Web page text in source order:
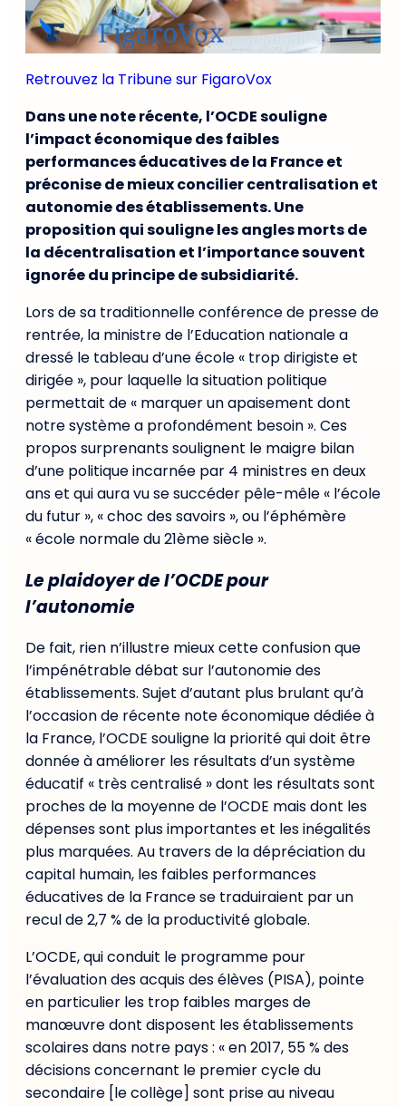
Retrouvez la Tribune sur FigaroVox
Dans une note récente, l’OCDE souligne
l’impact économique des faibles
performances éducatives de la France et
préconise de mieux concilier centralisation et
autonomie des établissements. Une
proposition qui souligne les angles morts de
la décentralisation et l’importance souvent
ignorée du principe de subsidiarité.
Lors de sa traditionnelle conférence de presse de
rentrée, la ministre de l’Education nationale a
dressé le tableau d’une école « trop dirigiste et
dirigée », pour laquelle la situation politique
permettait de « marquer un apaisement dont
notre système a profondément besoin ». Ces
propos surprenants soulignent le maigre bilan
d’une politique incarnée par 4 ministres en deux
ans et qui aura vu se succéder pêle-mêle « l’école
du futur », « choc des savoirs », ou l’éphémère
« école normale du 21ème siècle ».
Le plaidoyer de l’OCDE pour
l’autonomie
De fait, rien n’illustre mieux cette confusion que
l’impénétrable débat sur l’autonomie des
établissements. Sujet d’autant plus brulant qu’à
l’occasion de récente note économique dédiée à
la France, l’OCDE souligne la priorité qui doit être
donnée à améliorer les résultats d’un système
éducatif « très centralisé » dont les résultats sont
proches de la moyenne de l’OCDE mais dont les
dépenses sont plus importantes et les inégalités
plus marquées. Au travers de la dépréciation du
capital humain, les faibles performances
éducatives de la France se traduiraient par un
recul de 2,7 % de la productivité globale.
L’OCDE, qui conduit le programme pour
l’évaluation des acquis des élèves (PISA), pointe
en particulier les trop faibles marges de
manœuvre dont disposent les établissements
scolaires dans notre pays : « en 2017, 55 % des
décisions concernant le premier cycle du
secondaire [le collège] sont prise au niveau